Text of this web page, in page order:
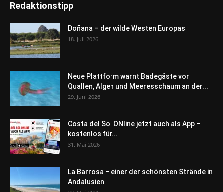
Redaktionstipp
Doñana – der wilde Westen Europas
18. Juli 2026
Neue Plattform warnt Badegäste vor
Quallen, Algen und Meeresschaum an der...
29. Juni 2026
Costa del Sol ONline jetzt auch als App –
kostenlos für...
31. Mai 2026
La Barrosa – einer der schönsten Strände in
Andalusien